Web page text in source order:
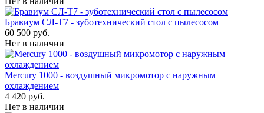
Бравиум СЛ-Т7 - зуботехнический стол с пылесосом
60 500 руб.
Нет в наличии
Mercury 1000 - воздушный микромотор с наружным
охлаждением
4 420 руб.
Нет в наличии